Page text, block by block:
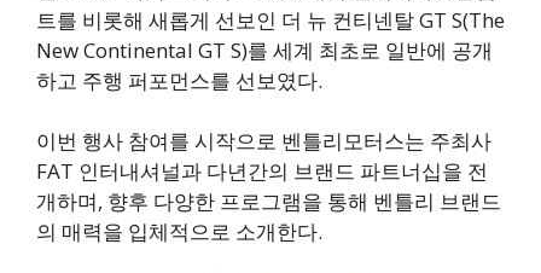
트를 비롯해 새롭게 선보인 더 뉴 컨티넨탈 GT S(The
New Continental GT S)를 세계 최초로 일반에 공개
하고 주행 퍼포먼스를 선보였다.
이번 행사 참여를 시작으로 벤틀리모터스는 주최사
FAT 인터내셔널과 다년간의 브랜드 파트너십을 전
개하며, 향후 다양한 프로그램을 통해 벤틀리 브랜드
의 매력을 입체적으로 소개한다.